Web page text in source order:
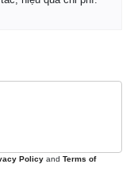
Policy and Terms of